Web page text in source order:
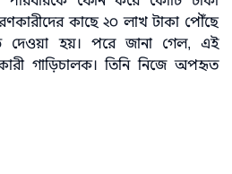
কাছে ২০ লাখ টাকা পৌঁছে
দেওয়া হয়। পরে জানা গেল, এই
গাড়িচালক। তিনি নিজে অপহৃত